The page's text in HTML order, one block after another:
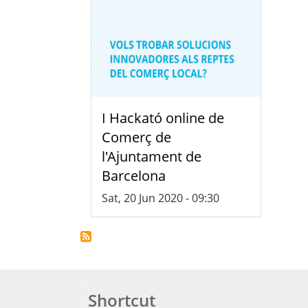
I Hackató online de
Comerç de
l'Ajuntament de
Barcelona
Sat, 20 Jun 2020 - 09:30
Shortcut